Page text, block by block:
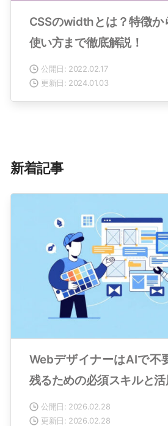
CSSのwidthとは？特徴か
使い方まで徹底解説！
公開日: 2022.02.17
更新日: 2024.01.03
新着記事
WebデザイナーはAIで不
残るための必須スキルと
公開日: 2026.02.28
更新日: 2026.02.28